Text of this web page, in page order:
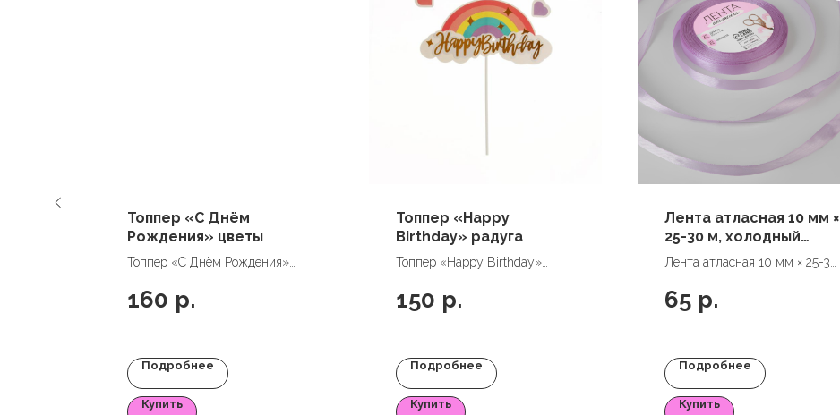
Топпер «С Днём
Рождения» цветы
Топпер «С Днём Рождения»
160 р.
Подробнее
Купить
Топпер «Happy
Birthday» радуга
Топпер «Happy Birthday»
150 р.
Подробнее
Купить
Лента атласная 10 мм ×
25-30 м, холодный
сиреневый
Лента атласная 10 мм × 25-30
65 р.
Подробнее
Купить